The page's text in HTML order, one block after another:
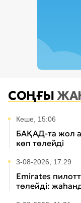
СОҢҒЫ
Кеше, 15:06
БАҚАД-та жол
көп төлейді
3-08-2026, 17:29
Emirates
төлейді: